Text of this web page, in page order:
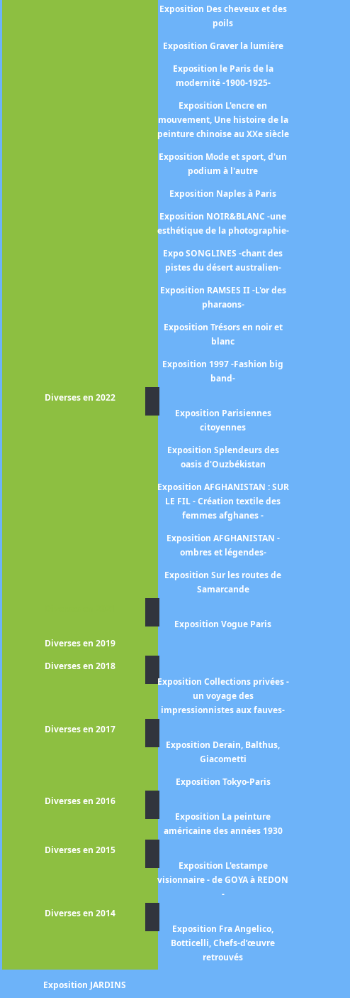
Exposition L'age d'or de la
Exposition Eblouissante Venise
Exposition Le cubisme
Exposition Les
Le paysage mystique
Exposition Collection Leiden -
Rothko - Collection Alicia
Exposition JARDINS
Exposition Des cheveux et des
poils
Exposition Graver la lumière
Exposition le Paris de la
modernité -1900-1925-
Exposition L'encre en
mouvement, Une histoire de la
peinture chinoise au XXe siècle
Exposition Mode et sport, d'un
podium à l'autre
Exposition Naples à Paris
Exposition NOIR&BLANC -une
esthétique de la photographie-
Expo SONGLINES -chant des
pistes du désert australien-
Exposition RAMSES II -L'or des
pharaons-
Exposition Trésors en noir et
blanc
Exposition 1997 -Fashion big
band-
Diverses en 2022
Exposition Parisiennes
citoyennes
Exposition Splendeurs des
oasis d'Ouzbékistan
Exposition AFGHANISTAN : SUR
LE FIL - Création textile des
femmes afghanes -
Exposition AFGHANISTAN -
ombres et légendes-
Exposition Sur les routes de
Samarcande
Exposition Vogue Paris
Diverses en 2019
Diverses en 2018
Exposition Collections privées -
un voyage des
impressionnistes aux fauves-
Diverses en 2017
Exposition Derain, Balthus,
Giacometti
Exposition Tokyo-Paris
Diverses en 2016
Exposition La peinture
américaine des années 1930
Diverses en 2015
Exposition L'estampe
visionnaire - de GOYA à REDON
-
Diverses en 2014
Exposition Fra Angelico,
Botticelli, Chefs-d’œuvre
retrouvés